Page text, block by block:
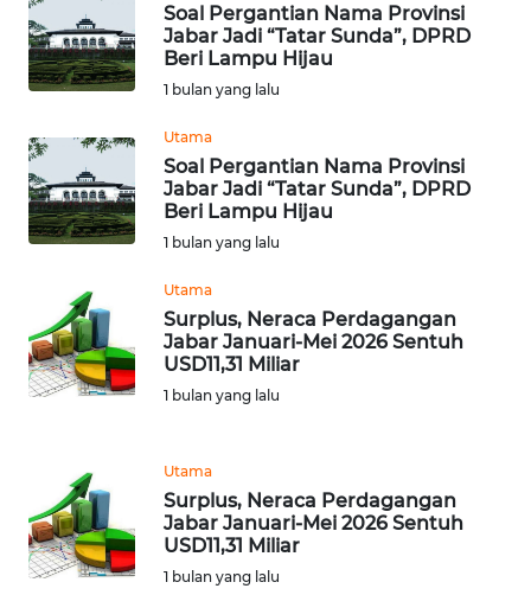
Soal Pergantian Nama Provinsi
Jabar Jadi “Tatar Sunda”, DPRD
Beri Lampu Hijau
1 bulan yang lalu
Utama
Soal Pergantian Nama Provinsi
Jabar Jadi “Tatar Sunda”, DPRD
Beri Lampu Hijau
1 bulan yang lalu
Utama
Surplus, Neraca Perdagangan
Jabar Januari-Mei 2026 Sentuh
USD11,31 Miliar
1 bulan yang lalu
Utama
Surplus, Neraca Perdagangan
Jabar Januari-Mei 2026 Sentuh
USD11,31 Miliar
1 bulan yang lalu
TEBING
TINGGI
WN
KARAWANG
BEKASI
WN
BOGOR
DEPOK
WN
TAPANULI